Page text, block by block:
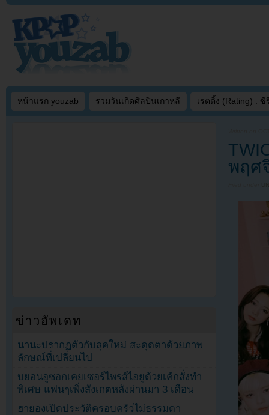
หน้าแรก youzab รวมวันเกิดศิลปินเกาหลี เรตติ้ง (Rating) : ซี
พฤศ
ข่าวอัพเดท
นานะปรากฏตัวกับลุคใหม่ สะดุดตาด้วยภาพ
ลักษณ์ที่เปลี่ยนไป
บยอนอูซอกเคยเซอร์ไพรส์ไอยูด้วยเค้กสั่งทำ
พิเศษ แฟนๆเพิ่งสังเกตหลังผ่านมา 3 เดือน
ฮายองเปิดประวัติครอบครัวไม่ธรรมดา